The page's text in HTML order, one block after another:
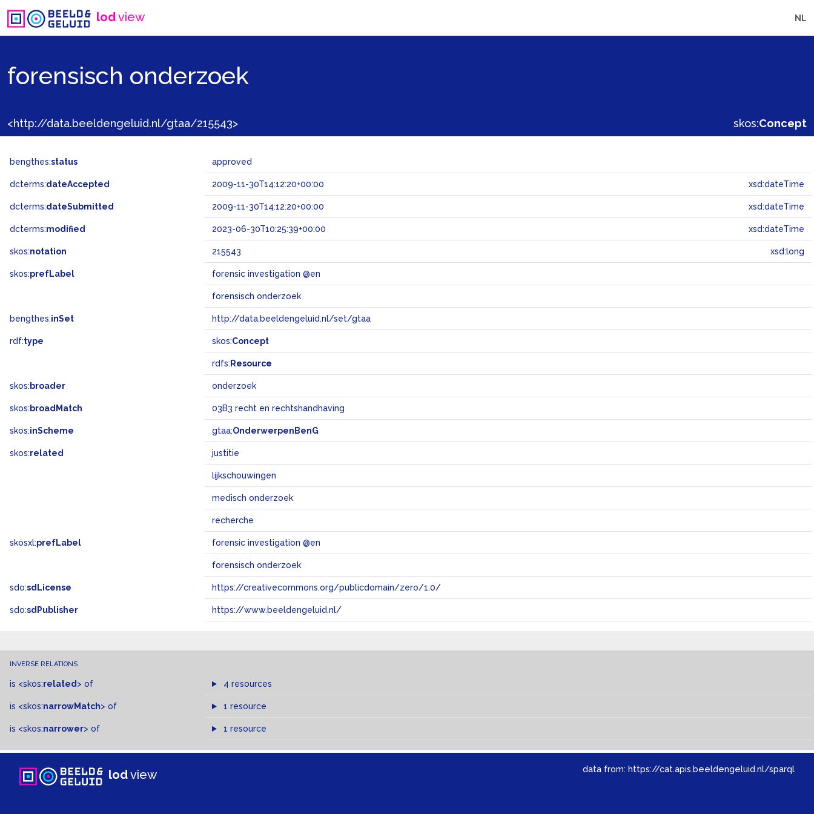
lodview NL
forensisch onderzoek
<http://data.beeldengeluid.nl/gtaa/215543> skos:Concept
bengthes:status approved
dcterms:dateAccepted 2009-11-30T14:12:20+00:00 xsd:dateTime
dcterms:dateSubmitted 2009-11-30T14:12:20+00:00 xsd:dateTime
dcterms:modified 2023-06-30T10:25:39+00:00 xsd:dateTime
skos:notation 215543 xsd:long
skos:prefLabel forensic investigation @en
forensisch onderzoek
bengthes:inSet http://data.beeldengeluid.nl/set/gtaa
rdf:type skos:Concept
rdfs: Resource
skos: broader onderzoek
skos: broadMatch 03B3 recht en rechtshandhaving
skos:inScheme gtaa:OnderwerpenBenG
skos:related justitie
lijkschouwingen
medisch onderzoek
recherche
skosxl:prefLabel forensic investigation @en
forensisch onderzoek
sdo:sdLicense https://creativecommons.org/publicdomain/zero/1.0/
sdo:sdPublisher https://www.beeldengeluid.nl/
INVERSE RELATIONS
is <skos:related > of 4 resources
is <skos:narrowMatch> of 1 resource
is <skos:narrower> of 1 resource
lodview data from: https://cat.apis.beeldengeluid.nl/sparql